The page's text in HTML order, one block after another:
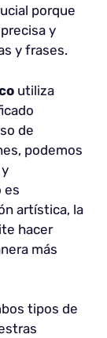
porque
y
y frases.
utiliza
de
podemos
es
artística, la
hacer
más
tipos de